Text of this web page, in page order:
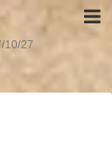
10/27